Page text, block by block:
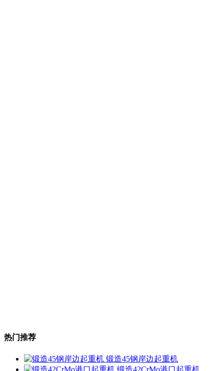
热门推荐
锻造45钢岸边起重机
锻造42CrMo港口起重机